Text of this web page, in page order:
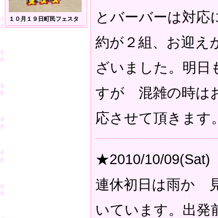
１０月１９日町民フェスタ
とバーバーは対
約が２組、お迎
ざいました。明日
すが 混雑の時は
応させて頂きます
★2010/10/09(Sat)
連休初日は雨か
いています。出